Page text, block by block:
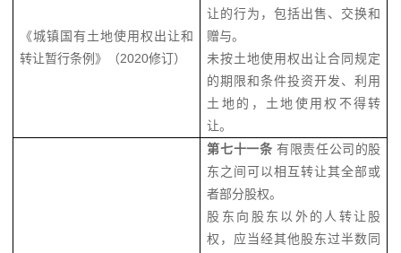
《城镇国有土地使用权出让和
转让暂行条例》（2020修订）
让的行为，包括出售、交换和
赠与。
未按土地使用权出让合同规定
的期限和条件投资开发、利用
土地的，土地使用权不得转
让。
第七十一条 有限责任公司的股
东之间可以相互转让其全部或
者部分股权。
股东向股东以外的人转让股
权，应当经其他股东过半数同